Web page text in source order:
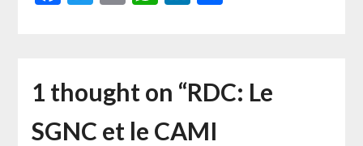
1 thought on “RDC: Le
SGNC et le CAMI